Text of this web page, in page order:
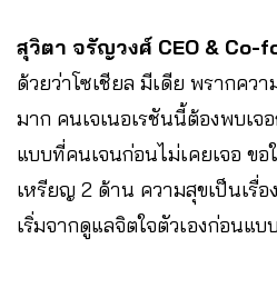
สุวิตา จรัญวงศ์ CEO & Co-
ด้วยว่าโซเชียล มีเดีย พรากคว
มาก คนเจเนอเรชันนี้ต้องพบเ
แบบที่คนเจนก่อนไม่เคยเจอ ขอ
เหรียญ 2 ด้าน ความสุขเป็นเรื่อ
เริ่มจากดูแลจิตใจตัวเองก่อนแบ